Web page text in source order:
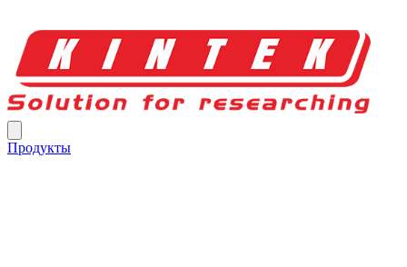
Продукты